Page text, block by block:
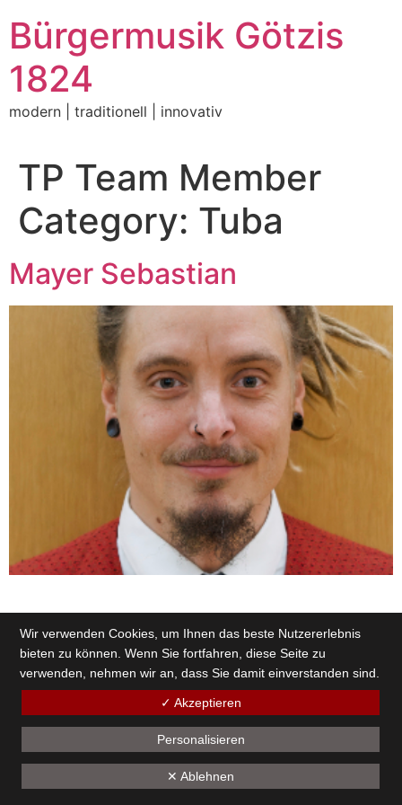
Inhalt
springen
Bürgermusik Götzis
1824
modern | traditionell | innovativ
TP Team Member
Category: Tuba
Mayer Sebastian
Wir verwenden Cookies, um Ihnen das beste Nutzererlebnis
bieten zu können. Wenn Sie fortfahren, diese Seite zu
verwenden, nehmen wir an, dass Sie damit einverstanden sind.
✓ Akzeptieren
Personalisieren
✕ Ablehnen